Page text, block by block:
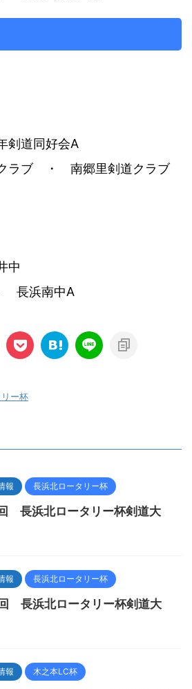
剣道同好会A
ラブ ・ 南郷里剣道クラブ
中
長浜南中A
ー杯
報 長浜北ロータリー杯
長浜北ロータリー杯剣道大
報 長浜北ロータリー杯
長浜北ロータリー杯剣道大
報 木之本LC杯